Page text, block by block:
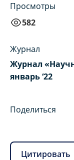
Просмотры
582
Журнал
Журнал
январь ‘22
Поделиться
Цитировать